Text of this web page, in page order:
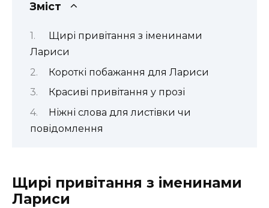
Зміст
Щирі привітання з іменинами
Лариси
Короткі побажання для Лариси
Красиві привітання у прозі
Ніжні слова для листівки чи
повідомлення
Щирі привітання з іменинами
Лариси